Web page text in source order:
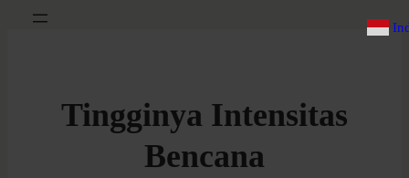
Tingginya Intensitas
Bencana